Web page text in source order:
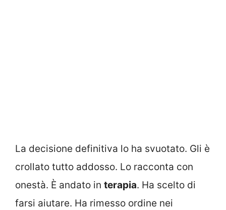
La decisione definitiva lo ha svuotato. Gli è
crollato tutto addosso. Lo racconta con
onestà. È andato in terapia. Ha scelto di
farsi aiutare. Ha rimesso ordine nei